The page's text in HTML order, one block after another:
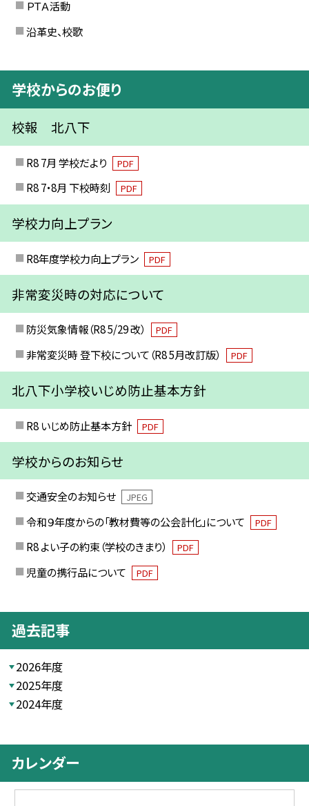
ＰＴＡ活動
沿革史、校歌
学校からのお便り
校報 北八下
R8 7月 学校だより PDF
R8 7・8月 下校時刻 PDF
学校力向上プラン
R8年度学校力向上プラン PDF
非常変災時の対応について
防災気象情報（R8 5/29 改） PDF
非常変災時 登下校について（R8 5月改訂版） PDF
北八下小学校いじめ防止基本方針
R8 いじめ防止基本方針 PDF
学校からのお知らせ
交通安全のお知らせ JPEG
令和９年度からの「教材費等の公会計化」について PDF
R8 よい子の約束（学校のきまり） PDF
児童の携行品について PDF
過去記事
2026年度
2025年度
2024年度
カレンダー